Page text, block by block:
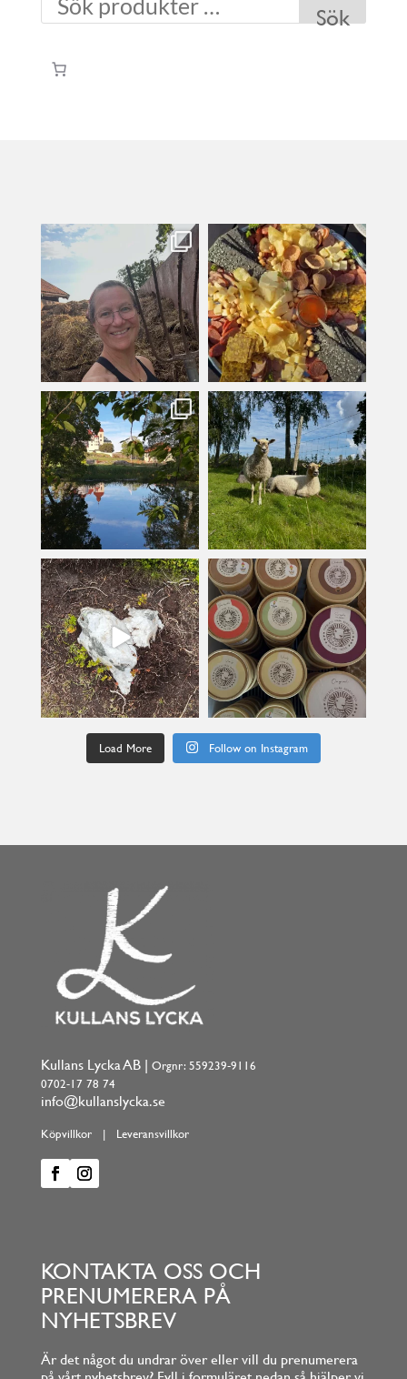
Sök
kullanslycka
kullanslycka
Jul 29
kullanslycka
Jul 16
kullanslycka
Jul 12
kullanslycka
Jul 9
kullanslycka
Jun 24
Load More Follow on Instagram
Kullans Lycka AB | Orgnr: 559239-9116
0702-17 78 74
info@kullanslycka.se
Köpvillkor| Leveransvillkor
KONTAKTA OSS OCH
PRENUMERERA PÅ
NYHETSBREV
Är det något du undrar över eller vill du prenumerera